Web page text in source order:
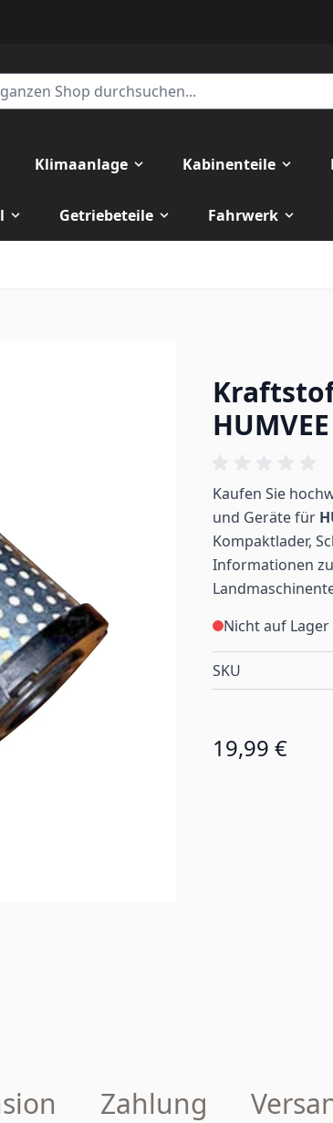
Klimaanlage Kabinenteile
Getriebeteile Fahrwerk
HUMVEE
Kaufen Sie
und Geräte für
Kompaktlader,
Informationen
Nicht auf Lager
SKU
19,99 €
Zahlung